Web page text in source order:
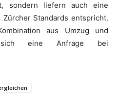
sondern liefern auch eine
Standards entspricht.
aus Umzug und
sich eine Anfrage bei